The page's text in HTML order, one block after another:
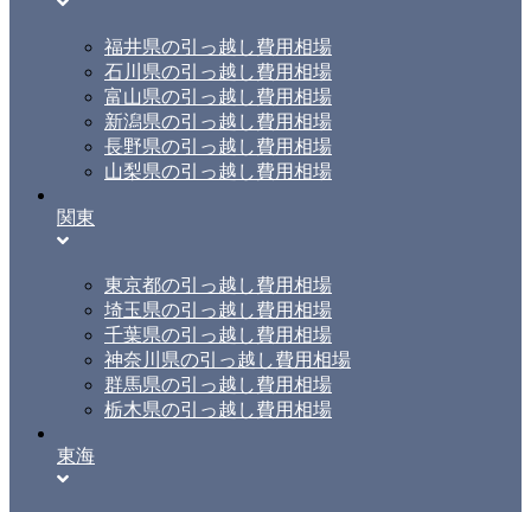
福井県の引っ越し費用相場
石川県の引っ越し費用相場
富山県の引っ越し費用相場
新潟県の引っ越し費用相場
長野県の引っ越し費用相場
山梨県の引っ越し費用相場
関東
東京都の引っ越し費用相場
埼玉県の引っ越し費用相場
千葉県の引っ越し費用相場
神奈川県の引っ越し費用相場
群馬県の引っ越し費用相場
栃木県の引っ越し費用相場
東海